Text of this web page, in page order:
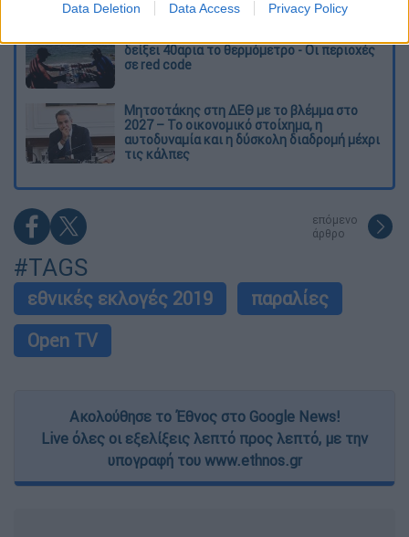
Data Deletion Data Access Privacy Policy
δείξει 40αρια το θερμόμετρο - Οι περιοχές
σε red code
Μητσοτάκης στη ΔΕΘ με το βλέμμα στο
2027 – Το οικονομικό στοίχημα, η
αυτοδυναμία και η δύσκολη διαδρομή μέχρι
τις κάλπες
επόμενο
άρθρο
#TAGS
εθνικές εκλογές 2019
παραλίες
Open TV
Ακολούθησε το Έθνος στο Google News!
Live όλες οι εξελίξεις λεπτό προς λεπτό, με την
υπογραφή του www.ethnos.gr